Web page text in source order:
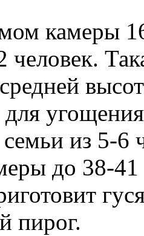
камеры
человек.
из 5-6
до 38-41
пирог.